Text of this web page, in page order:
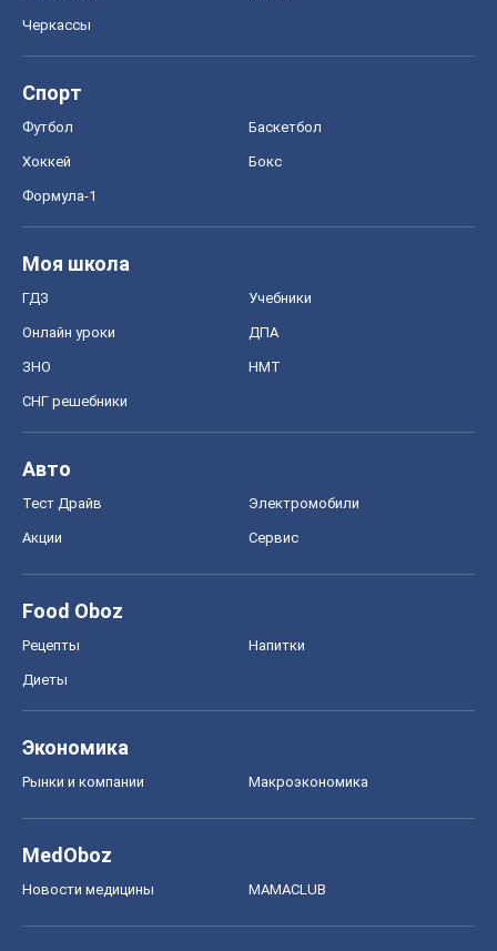
Черкассы
Спорт
Футбол Баскетбол
Хоккей Бокс
Формула-1
Моя школа
ГДЗ Учебники
Онлайн уроки ДПА
ЗНО НМТ
СНГ решебники
Авто
Тест Драйв Электромобили
Акции Сервис
Food Oboz
Рецепты Напитки
Диеты
Экономика
Рынки и компании Mакроэкономика
MedOboz
Новости медицины MAMACLUB